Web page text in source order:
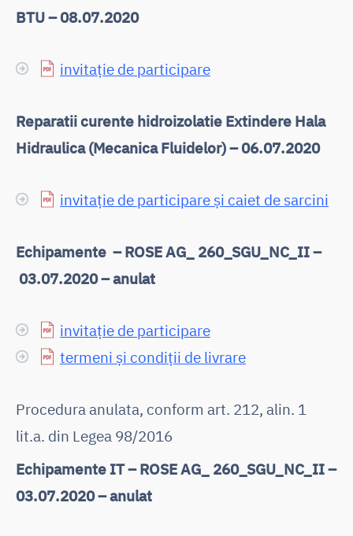
BTU – 08.07.2020
invitație de participare
Reparatii curente hidroizolatie Extindere Hala
Hidraulica (Mecanica Fluidelor) – 06.07.2020
invitație de participare și caiet de sarcini
Echipamente – ROSE AG_ 260_SGU_NC_II –
03.07.2020 – anulat
invitație de participare
termeni și condiții de livrare
Procedura anulata, conform art. 212, alin. 1
lit.a. din Legea 98/2016
Echipamente IT – ROSE AG_ 260_SGU_NC_II –
03.07.2020 – anulat